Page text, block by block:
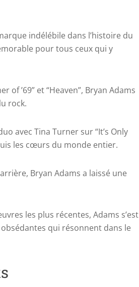
indélébile dans l’histoire du
pour tous ceux qui y
’69” et “Heaven”, Bryan Adams
rock.
avec Tina Turner sur “It’s Only
les cœurs du monde entier.
Bryan Adams a laissé une
les plus récentes, Adams s’est
qui résonnent dans le